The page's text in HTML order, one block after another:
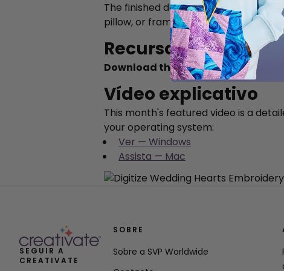
The finished design is versatile
pillow, or frame it as a heartfelt gift
Recursos didáticos
Download the full step-by-step
Vídeo explicativo
This month's featured video is a
your operating system:
Ver — Windows
Assista — Mac
SEGUIR A
CREATIVATE
SOBRE
Sobre a SVP Worldwide